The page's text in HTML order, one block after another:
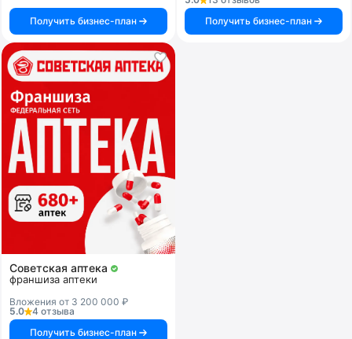
Получить бизнес-план
Получить бизнес-план
Советская аптека
франшиза аптеки
Вложения от 3 200 000 ₽
5.0
4 отзыва
Получить бизнес-план